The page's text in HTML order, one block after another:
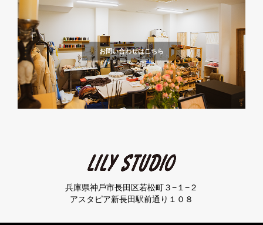
お問い合わせはこちら
兵庫県神⼾市⻑⽥区若松町３−１−２
アスタピア新⻑⽥駅前通り１０８